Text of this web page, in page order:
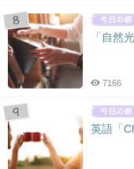
「自然
7166
英語「